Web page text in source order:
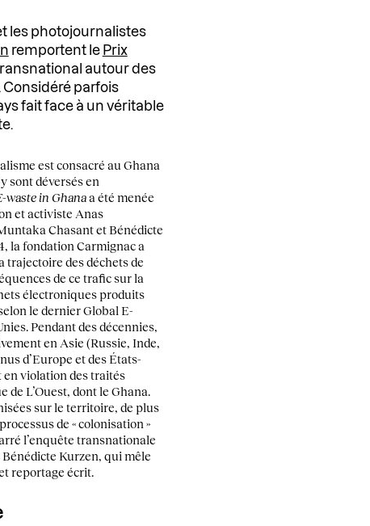
les photojournalistes
remportent le Prix
autour des
Considéré parfois
fait face à un véritable
est consacré au Ghana
sont déversés en
waste in Ghanaa été menée
et activiste Anas
Chasant et Bénédicte
la fondation Carmignac a
trajectoire des déchets de
de ce trafic sur la
électroniques produits
le dernier Global E-
Pendant des décennies,
en Asie (Russie, Inde,
d’Europe et des États-
violation des traités
de L’Ouest, dont le Ghana.
sur le territoire, de plus
de « colonisation »
l’enquête transnationale
Kurzen, qui mêle
reportage écrit.